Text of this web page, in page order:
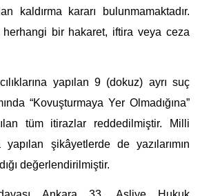
kaldırma kararı bulunmamaktadır.
herhangi bir hakaret, iftira veya ceza
yapılan 9 (dokuz) ayrı suç
“Kovuşturmaya Yer Olmadığına”
tüm itirazlar reddedilmiştir. Milli
yapılan şikâyetlerde de yazılarımın
değerlendirilmiştir.